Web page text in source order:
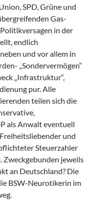
SPD, Grüne und
Gas-
in der
endlich
und vor allem in
„Sondervermögen“
„Infrastruktur“,
pur. Alle
teilen sich die
als Anwalt eventuell
und
Steuerzahler
Zweckgebunden jeweils
an Deutschland? Die
BSW-Neurotikerin im